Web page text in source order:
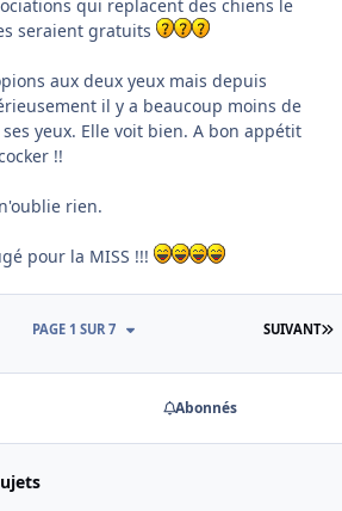
qui replacent des chiens le
seraient gratuits
aux deux yeux mais depuis
il y a beaucoup moins de
yeux. Elle voit bien. A bon appétit
!!
rien.
pour la MISS !!!
SUIVANT
PAGE 1 SUR 7
Abonnés